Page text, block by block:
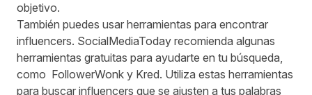
objetivo.
También puedes usar herramientas para encontrar
influencers. SocialMediaToday recomienda algunas
herramientas gratuitas para ayudarte en tu búsqueda,
como FollowerWonk y Kred. Utiliza estas herramientas
para buscar influencers que se ajusten a tus palabras